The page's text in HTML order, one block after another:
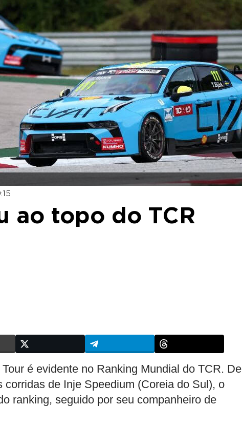
ao topo do TCR
é evidente no Ranking Mundial do TCR. De
de Inje Speedium (Coreia do Sul), o
ranking, seguido por seu companheiro de